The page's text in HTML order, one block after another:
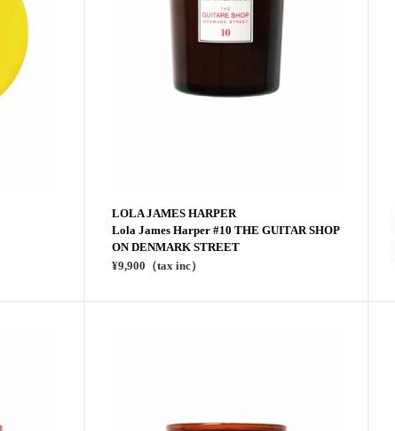
LOLA JAMES HARPER
Lola James Harper #10 THE GUITAR SHOP
ON DENMARK STREET
¥9,900（tax inc）